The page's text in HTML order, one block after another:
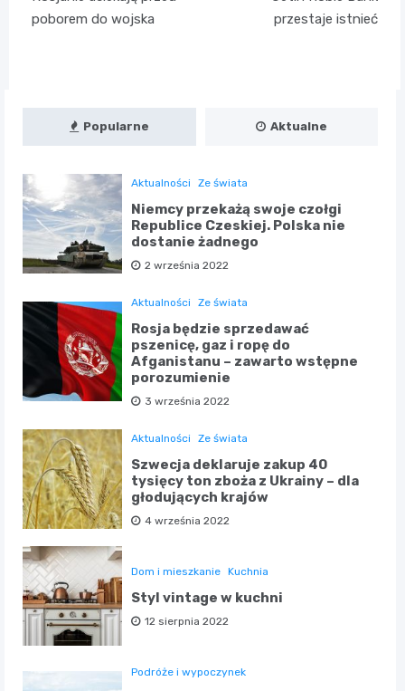
wpisu
poborem do wojska
przestaje istnieć
Popularne Aktualne
Aktualności Ze świata
Niemcy przekażą swoje czołgi
Republice Czeskiej. Polska nie
dostanie żadnego
2 września 2022
Aktualności Ze świata
Rosja będzie sprzedawać
pszenicę, gaz i ropę do
Afganistanu – zawarto wstępne
porozumienie
3 września 2022
Aktualności Ze świata
Szwecja deklaruje zakup 40
tysięcy ton zboża z Ukrainy – dla
głodujących krajów
4 września 2022
Dom i mieszkanie Kuchnia
Styl vintage w kuchni
12 sierpnia 2022
Podróże i wypoczynek